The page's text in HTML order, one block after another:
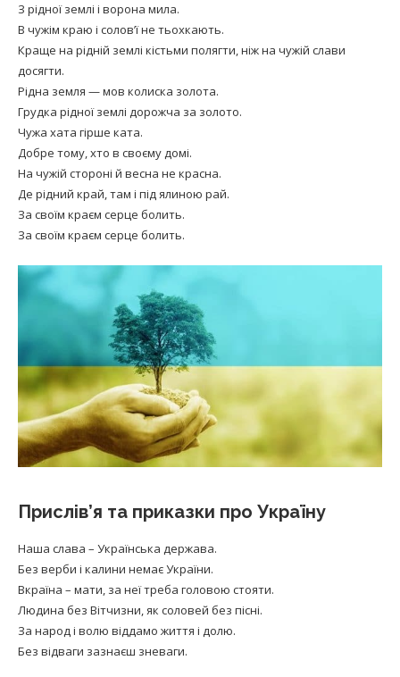
З рідної землі і ворона мила.
В чужім краю і солов’ї не тьохкають.
Краще на рідній землі кістьми полягти, ніж на чужій слави
досягти.
Рідна земля — мов колиска золота.
Грудка рідної землі дорожча за золото.
Чужа хата гірше ката.
Добре тому, хто в своєму домі.
На чужій стороні й весна не красна.
Де рідний край, там і під ялиною рай.
За своїм краєм серце болить.
За своїм краєм серце болить.
Прислів’я та приказки про Україну
Наша слава – Українська держава.
Без верби і калини немає України.
Вкраїна – мати, за неї треба головою стояти.
Людина без Вітчизни, як соловей без пісні.
За народ і волю віддамо життя і долю.
Без відваги зазнаєш зневаги.